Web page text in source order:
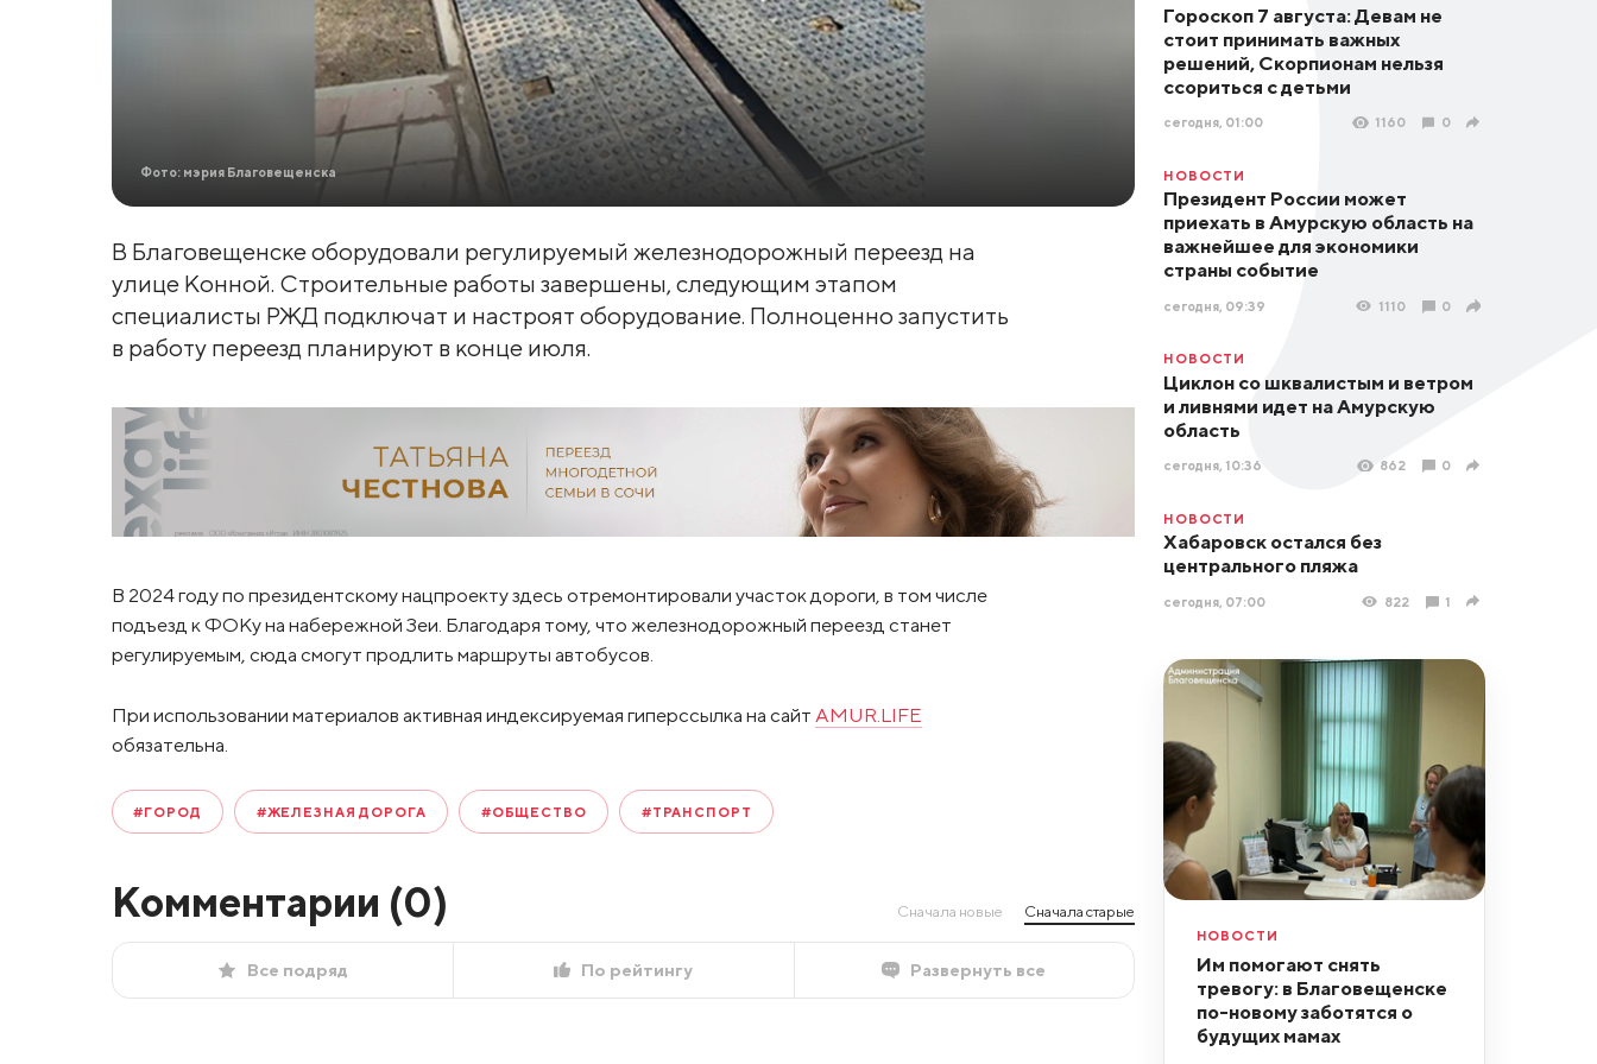
Фото: мэрия Благовещенска
В Благовещенске оборудовали регулируемый железнодорожный переезд на
улице Конной. Строительные работы завершены, следующим этапом
специалисты РЖД подключат и настроят оборудование. Полноценно запустить
в работу переезд планируют в конце июля.
В 2024 году по президентскому нацпроекту здесь отремонтировали участок дороги, в том числе
подъезд к ФОКу на набережной Зеи. Благодаря тому, что железнодорожный переезд станет
регулируемым, сюда смогут продлить маршруты автобусов.
При использовании материалов активная индексируемая гиперссылка на сайт AMUR.LIFE
обязательна.
#ГОРОД #ЖЕЛЕЗНАЯ ДОРОГА #ОБЩЕСТВО #ТРАНСПОРТ
Комментарии (0) Сначала новые Сначала старые
Все подряд По рейтингу Развернуть все
Гороскоп 7 августа: Девам не
стоит принимать важных
решений, Скорпионам нельзя
ссориться с детьми
сегодня, 01:00 1160 0
НОВОСТИ
Президент России может
приехать в Амурскую область на
важнейшее для экономики
страны событие
сегодня, 09:39 1110 0
НОВОСТИ
Циклон со шквалистым и ветром
и ливнями идет на Амурскую
область
сегодня, 10:36 862 0
НОВОСТИ
Хабаровск остался без
центрального пляжа
сегодня, 07:00 822 1
НОВОСТИ
Им помогают снять
тревогу: в Благовещенске
по-новому заботятся о
будущих мамах